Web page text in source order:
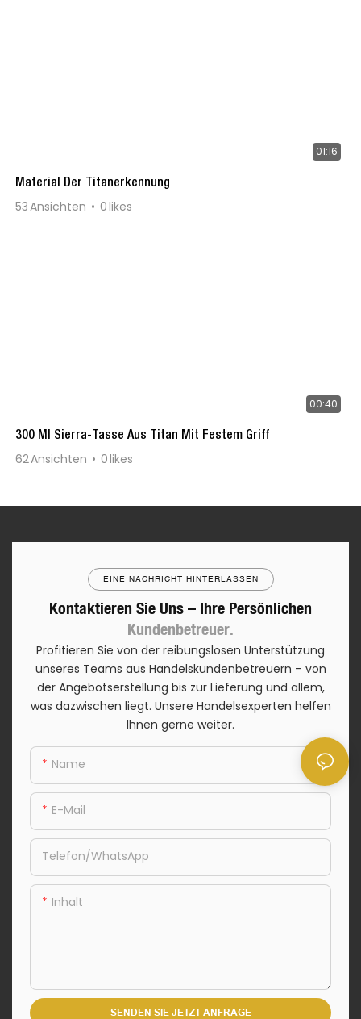
01:16
Material Der Titanerkennung
53Ansichten 0likes
00:40
300 Ml Sierra-Tasse Aus Titan Mit Festem Griff
62Ansichten 0likes
EINE NACHRICHT HINTERLASSEN
Kontaktieren Sie Uns – Ihre Persönlichen
Kundenbetreuer.
Profitieren Sie von der reibungslosen Unterstützung
unseres Teams aus Handelskundenbetreuern – von
der Angebotserstellung bis zur Lieferung und allem,
was dazwischen liegt. Unsere Handelsexperten helfen
Ihnen gerne weiter.
Name
E-Mail
Telefon/WhatsApp
Inhalt
SENDEN SIE JETZT ANFRAGE